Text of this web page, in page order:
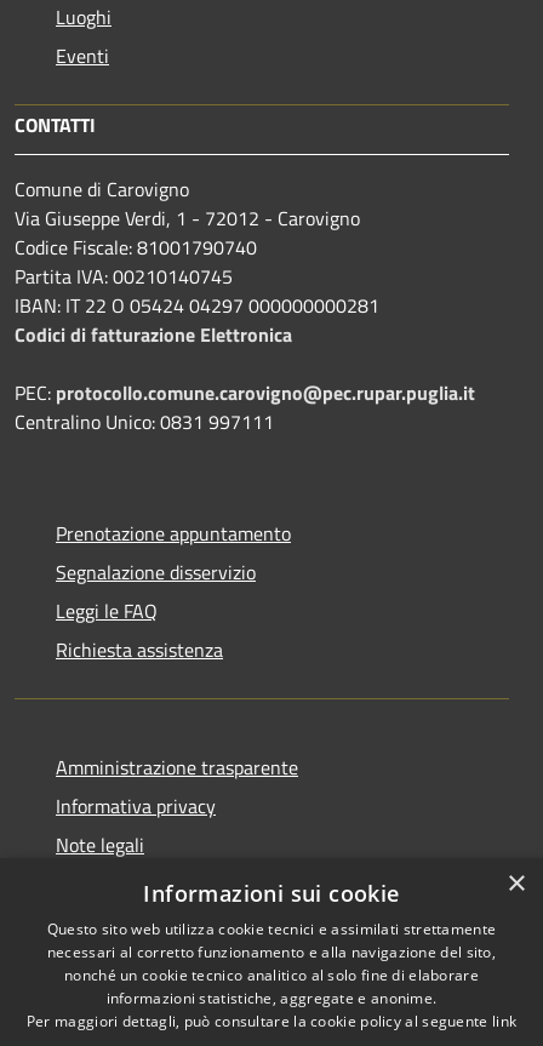
Luoghi
Eventi
CONTATTI
Comune di Carovigno
Via Giuseppe Verdi, 1 - 72012 - Carovigno
Codice Fiscale: 81001790740
Partita IVA: 00210140745
IBAN: IT 22 O 05424 04297 000000000281
Codici di fatturazione Elettronica
PEC: protocollo.comune.carovigno@pec.rupar.puglia.it
Centralino Unico: 0831 997111
Prenotazione appuntamento
Segnalazione disservizio
Leggi le FAQ
Richiesta assistenza
Amministrazione trasparente
Informativa privacy
Note legali
Dichiarazione di accessibilità
Accessibilità
Copyright © 2026 • Comune di
Carovigno • Powered by
×
Informazioni sui cookie
Questo sito web utilizza cookie tecnici e assimilati strettamente
necessari al corretto funzionamento e alla navigazione del sito,
nonché un cookie tecnico analitico al solo fine di elaborare
informazioni statistiche, aggregate e anonime.
Per maggiori dettagli, può consultare la cookie policy al seguente link